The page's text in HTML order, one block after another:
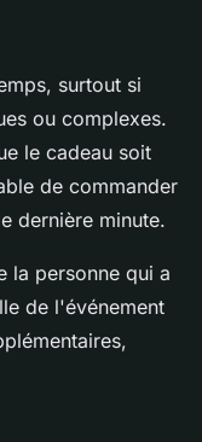
surtout si
ou complexes.
le cadeau soit
de commander
dernière minute.
la personne qui a
de l'événement